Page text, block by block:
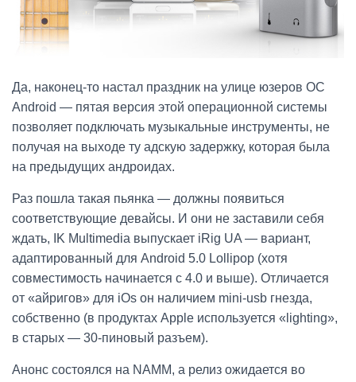
Да, наконец-то настал праздник на улице юзеров ОС
Android — пятая версия этой операционной системы
позволяет подключать музыкальные инструменты, не
получая на выходе ту адскую задержку, которая была
на предыдущих андроидах.
Раз пошла такая пьянка — должны появиться
соответствующие девайсы. И они не заставили себя
ждать, IK Multimedia выпускает iRig UA — вариант,
адаптированный для Android 5.0 Lollipop (хотя
совместимость начинается с 4.0 и выше). Отличается
от «айригов» для iOs он наличием mini-usb гнезда,
собственно (в продуктах Apple используется «lighting»,
в старых — 30-пиновый разъем).
Анонс состоялся на NAMM, а релиз ожидается во